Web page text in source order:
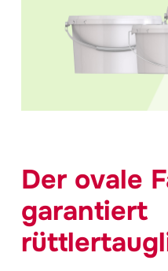
Der ovale
garantiert